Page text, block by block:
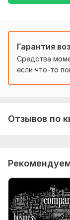
Тематика:
Язык перевода:
с
с Русского
Объем услуги в
Гарантия
Средства
если что-то
Отзывов по